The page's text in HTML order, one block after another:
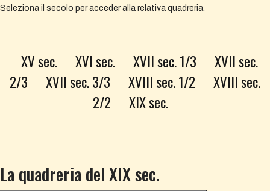
Seleziona il secolo per acceder alla relativa quadreria.
XV sec. XVI sec. XVII sec. 1/3
XVII sec.
2/3
XVII sec. 3/3 XVIII sec. 1/2
XVIII sec.
2/2
XIX sec.
La quadreria del XIX sec.